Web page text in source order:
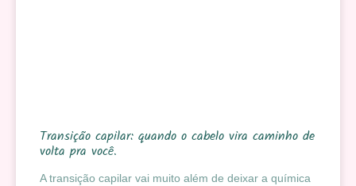
Transição capilar: quando o cabelo vira caminho de
volta pra você.
A transição capilar vai muito além de deixar a química